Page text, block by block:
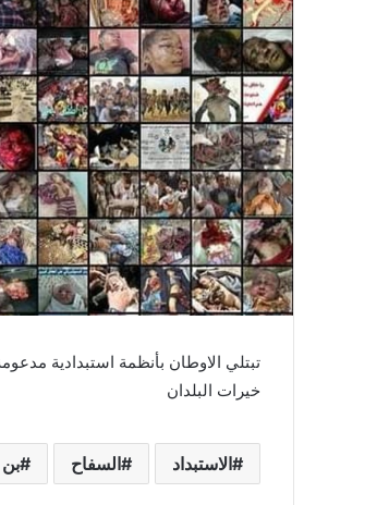
تبتلي الاوطان بأنظمة استبدادية
خيرات البلدان
الاستبداد السفاح